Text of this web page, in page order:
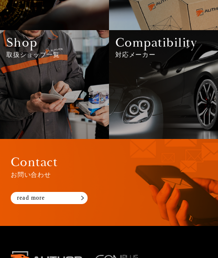
Shop
取扱ショップ一覧
Compatibility
対応メーカー
Contact
お問い合わせ
read more